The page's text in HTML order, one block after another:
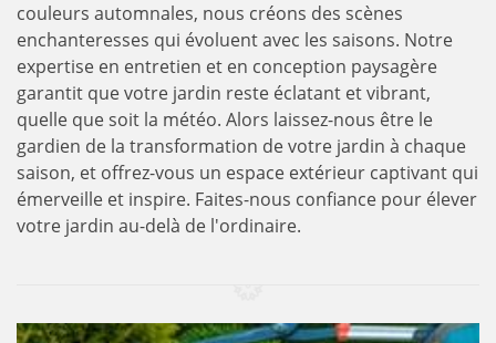
couleurs automnales, nous créons des scènes
enchanteresses qui évoluent avec les saisons. Notre
expertise en entretien et en conception paysagère
garantit que votre jardin reste éclatant et vibrant,
quelle que soit la météo. Alors laissez-nous être le
gardien de la transformation de votre jardin à chaque
saison, et offrez-vous un espace extérieur captivant qui
émerveille et inspire. Faites-nous confiance pour élever
votre jardin au-delà de l'ordinaire.